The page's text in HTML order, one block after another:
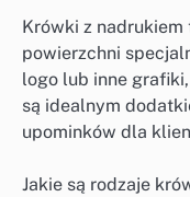
Krówki z nadrukiem
powierzchni
logo lub inne
są idealnym
upominków dla
Jakie są rodzaje